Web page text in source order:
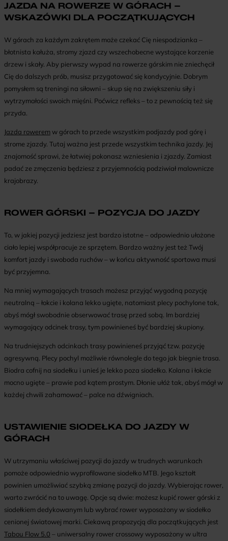
JAZDA NA ROWERZE W GÓRACH –
WSKAZÓWKI DLA POCZĄTKUJĄCYCH
W górach za każdym zakrętem może czekać Cię niespodzianka –
błotnista kałuża, stromy zjazd czy wszechobecne wystające korzenie
drzew i skały. Aby pierwszy wypad na rowerze górskim nie zniechęcił
Cię do dalszych prób, musisz przygotować się kondycyjnie. Dobrym
pomysłem są treningi na siłowni – skup się na zwiększeniu siły i
wytrzymałości swoich mięśni. Poćwicz refleks – to z pewnością też się
przyda.
Jazda rowerem w górach to przede wszystkim podjazdy pod górę i
strome zjazdy. Tutaj ważna jest przede wszystkim technika jazdy. Jej
znajomość sprawi, że łatwiej pokonasz wzniesienia i zjazdy. Zamiast
padać ze zmęczenia będziesz z przyjemnością podziwiał malownicze
krajobrazy.
ROWER GÓRSKI – POZYCJA DO JAZDY
To, w jakiej pozycji jedziesz jest bardzo istotne – odpowiednio ułożone
ciało lepiej współpracuje ze sprzętem. Bardzo ważny jest też Twój
komfort jazdy i swoboda ruchów – w końcu aktywność sportowa musi
być przyjemna.
Na mniej wymagających trasach możesz przyjąć wygodną pozycję
neutralną – łokcie i kolana lekko ugięte, natomiast plecy pochylone tak,
abyś mógł swobodnie obserwować trasę przed sobą. Im bardziej
wymagający odcinek trasy, tym powinieneś być bardziej skupiony.
Na trudniejszych odcinkach trasy powinieneś przyjąć tzw. pozycję
agresywną. Plecy pochyl możliwie równolegle do tego jak biegnie trasa.
Biodra cofnij na siodełku i unieś je lekko poza siodełko. Kolana i łokcie
mocno ugięte – prawie pod kątem prostym. Dłonie ułóż tak, abyś mógł w
każdej chwili zahamować – palce na dźwigniach.
USTAWIENIE SIODEŁKA DO JAZDY W
GÓRACH
W utrzymaniu właściwej pozycji do jazdy w trudnych warunkach
pomoże odpowiednio wyprofilowane siodełko MTB. Jego kształt
powinien umożliwiać szybką zmianę pozycji do jazdy. Wybierając rower,
warto zwrócić na to uwagę. Opcje są dwie: możesz kupić rower górski z
siodełkiem dedykowanym lub wybrać rower wyposażony w siodełko
cenionej światowej marki. Ciekawą propozycją dla początkujących jest
Tabou Flow 5.0 – uniwersalny rower crossowy wyposażony w ultra